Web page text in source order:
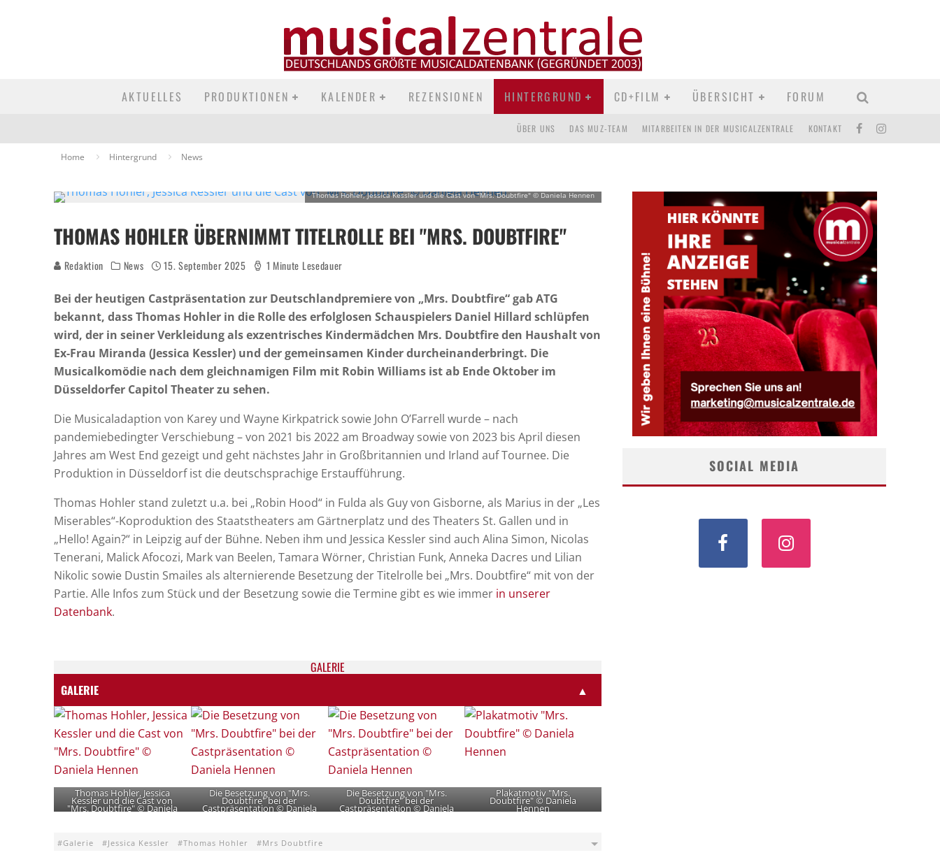
AKTUELLES PRODUKTIONEN KALENDER REZENSIONEN HINTERGRUND CD+FILM ÜBERSICHT FORUM
ÜBER UNS DAS MUZ-TEAM MITARBEITEN IN DER MUSICALZENTRALE KONTAKT
Home Hintergrund News
Thomas Hohler, Jessica Kessler und die Cast von "Mrs. Doubtfire" © Daniela Hennen
THOMAS HOHLER ÜBERNIMMT TITELROLLE BEI "MRS. DOUBTFIRE"
Redaktion News 15. September 2025 1 Minute Lesedauer
Bei der heutigen Castpräsentation zur Deutschlandpremiere von „Mrs. Doubtfire“ gab ATG
bekannt, dass Thomas Hohler in die Rolle des erfolglosen Schauspielers Daniel Hillard schlüpfen
wird, der in seiner Verkleidung als exzentrisches Kindermädchen Mrs. Doubtfire den Haushalt von
Ex-Frau Miranda (Jessica Kessler) und der gemeinsamen Kinder durcheinanderbringt. Die
Musicalkomödie nach dem gleichnamigen Film mit Robin Williams ist ab Ende Oktober im
Düsseldorfer Capitol Theater zu sehen.
Die Musicaladaption von Karey und Wayne Kirkpatrick sowie John O’Farrell wurde – nach
pandemiebedingter Verschiebung – von 2021 bis 2022 am Broadway sowie von 2023 bis April diesen
Jahres am West End gezeigt und geht nächstes Jahr in Großbritannien und Irland auf Tournee. Die
Produktion in Düsseldorf ist die deutschsprachige Erstaufführung.
Thomas Hohler stand zuletzt u.a. bei „Robin Hood“ in Fulda als Guy von Gisborne, als Marius in der „Les
Miserables“-Koproduktion des Staatstheaters am Gärtnerplatz und des Theaters St. Gallen und in
„Hello! Again?“ in Leipzig auf der Bühne. Neben ihm und Jessica Kessler sind auch Alina Simon, Nicolas
Tenerani, Malick Afocozi, Mark van Beelen, Tamara Wörner, Christian Funk, Anneka Dacres und Lilian
Nikolic sowie Dustin Smailes als alternierende Besetzung der Titelrolle bei „Mrs. Doubtfire“ mit von der
Partie. Alle Infos zum Stück und der Besetzung sowie die Termine gibt es wie immer in unserer
Datenbank.
GALE­RIE
GALERIE
▲
Thomas Hohler, Jessica
Kessler und die Cast von
"Mrs. Doubtfire" © Daniela
Hennen
Die Besetzung von "Mrs.
Doubtfire" bei der
Castpräsentation © Daniela
Hennen
Die Besetzung von "Mrs.
Doubtfire" bei der
Castpräsentation © Daniela
Hennen
Plakatmotiv "Mrs.
Doubtfire" © Daniela
Hennen
Galerie Jessica Kessler Thomas Hohler Mrs Doubtfire
SOCIAL MEDIA